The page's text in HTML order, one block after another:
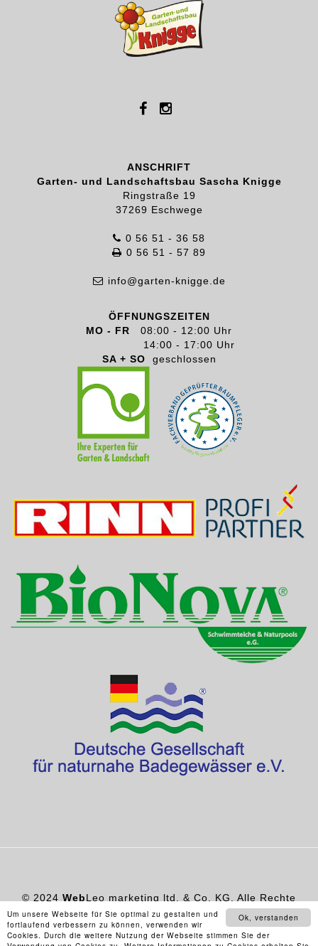
Ok, verstanden
Um unsere Webseite für Sie optimal zu gestalten und
fortlaufend verbessern zu können, verwenden wir
Cookies. Durch die weitere Nutzung der Webseite stimmen Sie der
ANSCHRIFT
Garten- und Landschaftsbau Sascha Knigge
Ringstraße 19
37269 Eschwege
0 56 51 - 36 58
0 56 51 - 57 89
info@garten-knigge.de
ÖFFNUNGSZEITEN
MO - FR 08:00 - 12:00 Uhr
14:00 - 17:00 Uhr
SA + SO geschlossen
© 2024 WebLeo marketing ltd. & Co. KG. Alle Rechte
vorbehalten.